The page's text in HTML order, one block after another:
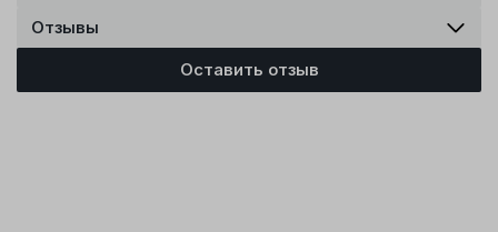
Отзывы
Оставить отзыв